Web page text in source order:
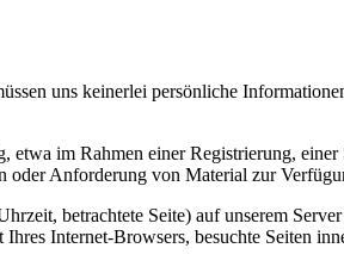
uns keinerlei persönliche
im Rahmen einer Registrierung,
oder Anforderung von Material zur
betrachtete Seite) auf unserem
Internet-Browsers, besuchte Seiten